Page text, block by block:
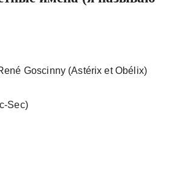
Goscinny (Astérix et Obélix)
Sec)